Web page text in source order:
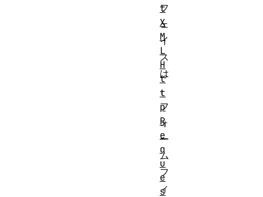
フ
ェ
イ
ス
は
、
フ
ォ
ー
ム
フ
ィ
t
X
M
L
H
t
t
p
R
e
q
u
e
s